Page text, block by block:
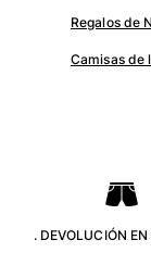
Bebé
Clásico
Regalos de
Camisas de
. DEVOLUCIÓN